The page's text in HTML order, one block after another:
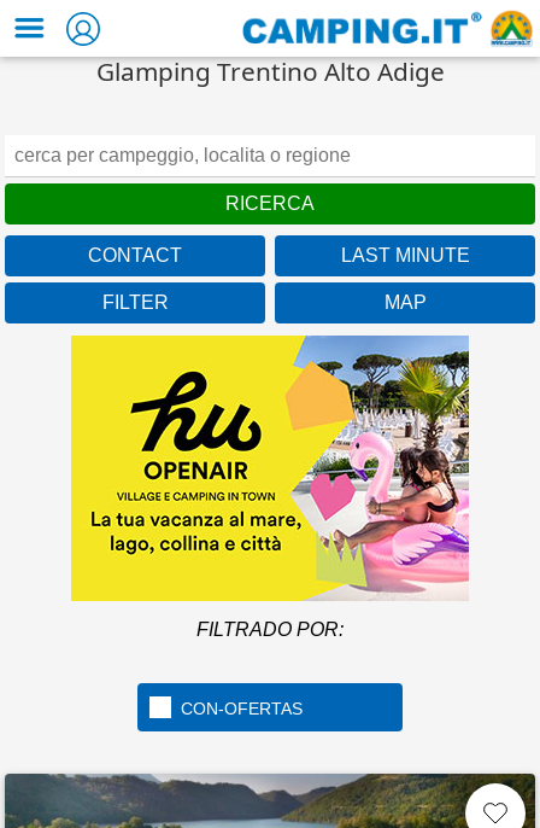
Glamping Trentino Alto Adige
CONTACT LAST MINUTE
FILTER MAP
FILTRADO POR:
CON-OFERTAS